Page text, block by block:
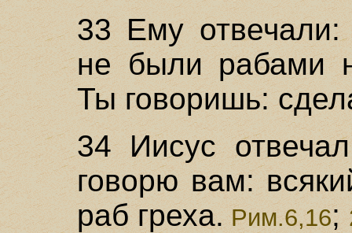
33 Ему
не были рабами
Ты говоришь:
34 Иисус
говорю вам:
раб греха. Рим.6,16;